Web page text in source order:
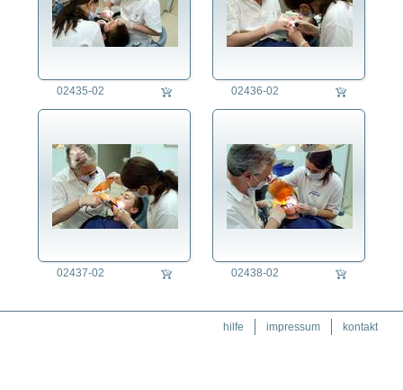
Politik
Regensburg
Sport
Umwelt
Verkehr
Wetter
Wirtschaft
02435-02 02436-02
02437-02 02438-02
hilfe impressum kontakt